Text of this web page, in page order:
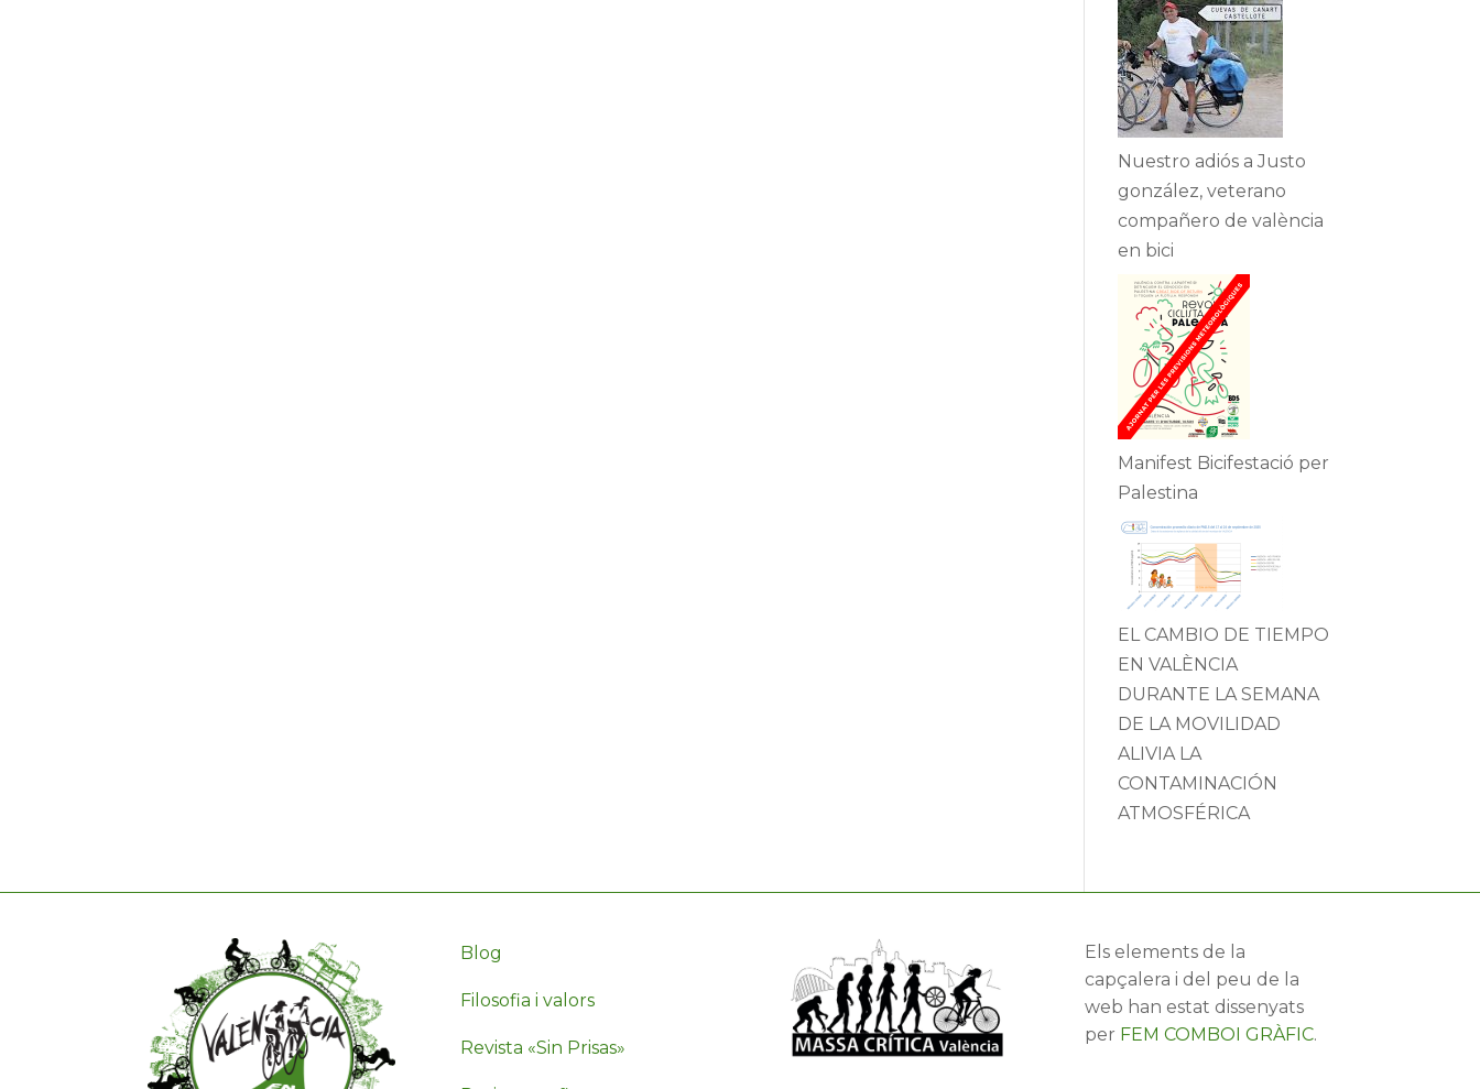
Nuestro adiós a Justo
gonzález, veterano
compañero de valència
en bici
Manifest Bicifestació per
Palestina
EL CAMBIO DE TIEMPO
EN VALÈNCIA
DURANTE LA SEMANA
DE LA MOVILIDAD
ALIVIA LA
CONTAMINACIÓN
ATMOSFÉRICA
Blog
Filosofia i valors
Revista «Sin Prisas»
Els elements de la
capçalera i del peu de la
web han estat dissenyats
per FEM COMBOI GRÀFIC.